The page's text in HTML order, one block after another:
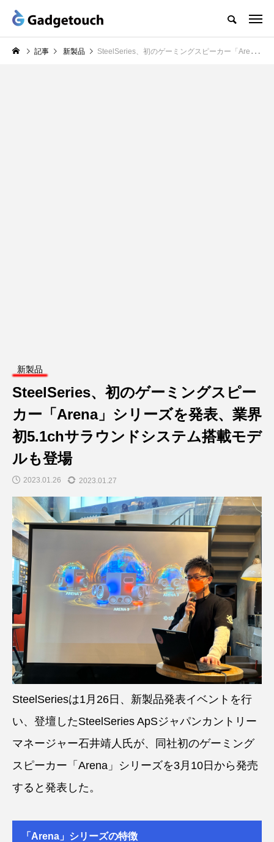
記事 新製品 SteelSeries、初のゲーミングスピーカー「Arena」シリーズを発表、業界初5.1chサラウンドシステム搭載モデルも登場
新製品
SteelSeries、初のゲーミングスピー
カー「Arena」シリーズを発表、業界
初5.1chサラウンドシステム搭載モデ
ルも登場
2023.01.26 2023.01.27
SteelSeriesは1月26日、新製品発表イベントを行
い、登壇したSteelSeries ApSジャパンカントリー
マネージャー石井靖人氏が、同社初のゲーミング
スピーカー「Arena」シリーズを3月10日から発売
すると発表した。
「Arena」シリーズの特徴